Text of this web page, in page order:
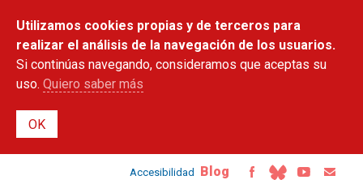
contenido
principal
Utilizamos cookies propias y de terceros para
realizar el análisis de la navegación de los usuarios.
Si continúas navegando, consideramos que aceptas su
uso. Quiero saber más
Accesibilidad Blog